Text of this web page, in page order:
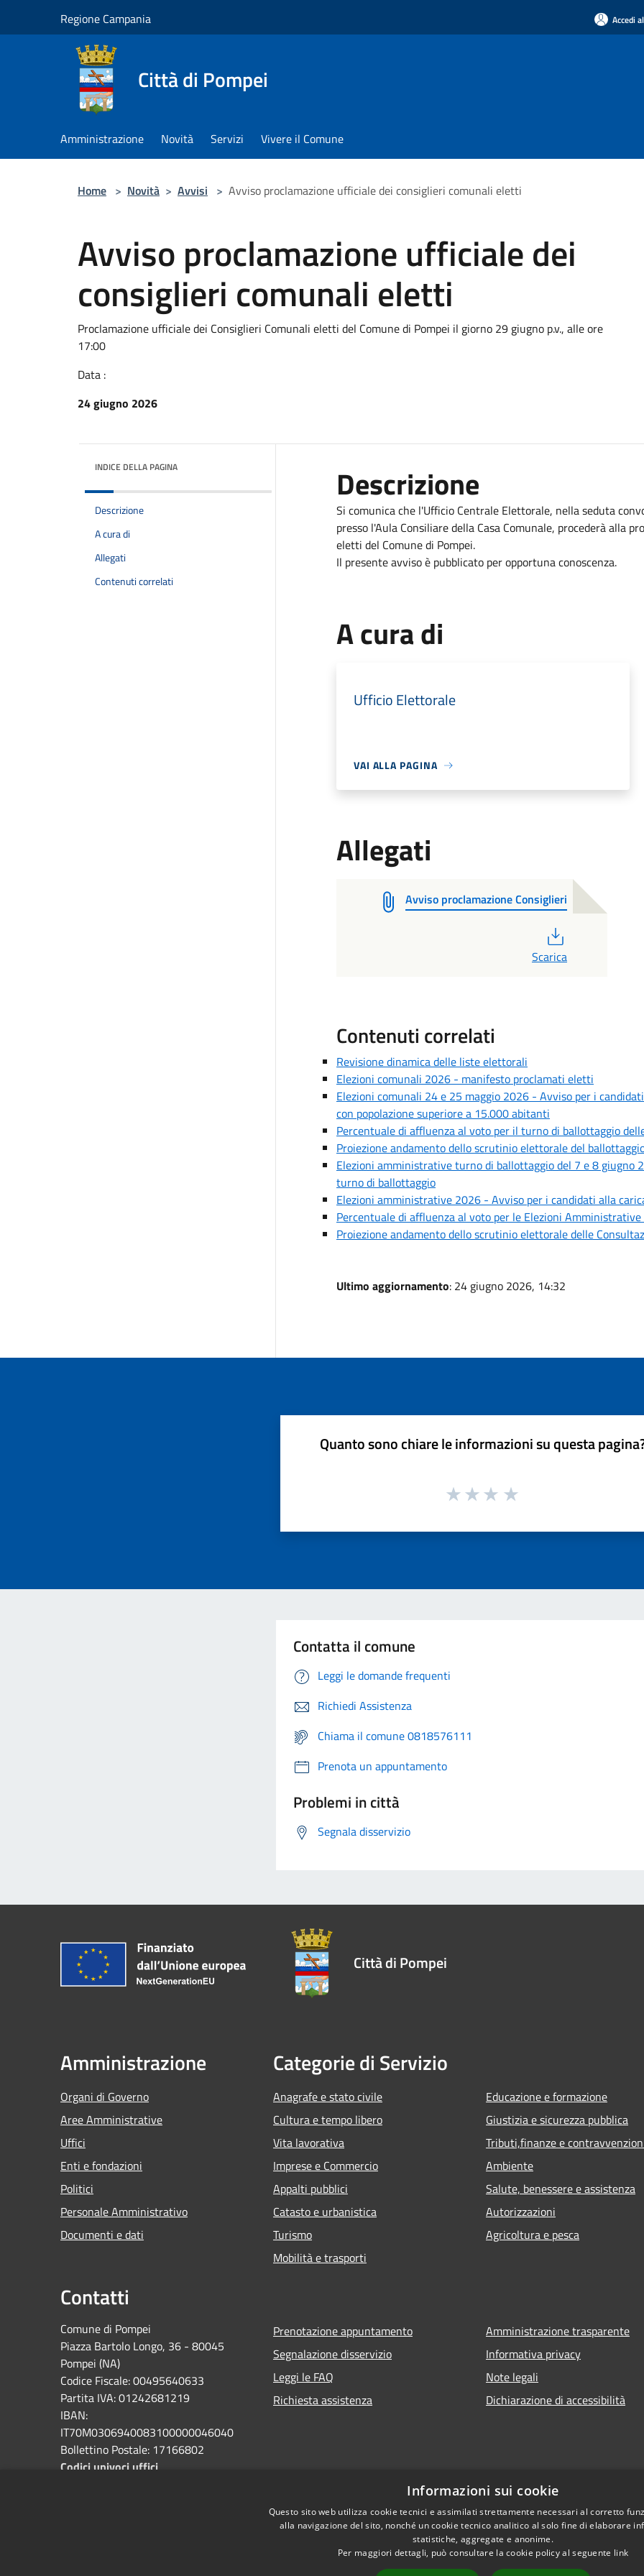
Regione Campania Accedi
Città di Pompei
Amministrazione Novità Servizi Vivere il Comune
Home > Novità > Avvisi > Avviso proclamazione ufficiale dei consiglieri comunali eletti
Avviso proclamazione ufficiale dei
consiglieri comunali eletti
Proclamazione ufficiale dei Consiglieri Comunali eletti del Comune di Pompei il giorno 29 giugno p.v., alle ore
17:00
Data :
24 giugno 2026
INDICE DELLA PAGINA
Descrizione
A cura di
Allegati
Contenuti correlati
Descrizione
Si comunica che l'Ufficio Centrale Elettorale, nella seduta
presso l'Aula Consiliare della Casa Comunale, procederà alla
eletti del Comune di Pompei.
Il presente avviso è pubblicato per opportuna conoscenza.
A cura di
Ufficio Elettorale
VAI ALLA PAGINA
Allegati
Avviso proclamazione Consiglieri
Scarica
Contenuti correlati
Revisione dinamica delle liste elettorali
Elezioni comunali 2026 - manifesto proclamati eletti
Elezioni comunali 24 e 25 maggio 2026 - Avviso per i
con popolazione superiore a 15.000 abitanti
Percentuale di affluenza al voto per il turno di ballottaggio
Proiezione andamento dello scrutinio elettorale del
Elezioni amministrative turno di ballottaggio del 7 e 8 giugno
turno di ballottaggio
Elezioni amministrative 2026 - Avviso per i candidati alla
Percentuale di affluenza al voto per le Elezioni
Proiezione andamento dello scrutinio elettorale delle
Ultimo aggiornamento: 24 giugno 2026, 14:32
Quanto sono chiare le informazioni su questa
Contatta il comune
Leggi le domande frequenti
Richiedi Assistenza
Chiama il comune 0818576111
Prenota un appuntamento
Problemi in città
Segnala disservizio
Città di Pompei
Amministrazione
Organi di Governo
Aree Amministrative
Uffici
Enti e fondazioni
Politici
Personale Amministrativo
Documenti e dati
Categorie di Servizio
Anagrafe e stato civile
Cultura e tempo libero
Vita lavorativa
Imprese e Commercio
Appalti pubblici
Catasto e urbanistica
Turismo
Mobilità e trasporti
Educazione e formazione
Giustizia e sicurezza pubblica
Tributi,finanze e
Ambiente
Salute, benessere e assistenza
Autorizzazioni
Agricoltura e pesca
Contatti
Comune di Pompei
Piazza Bartolo Longo, 36 - 80045
Pompei (NA)
Codice Fiscale: 00495640633
Partita IVA: 01242681219
IBAN:
IT70M0306940083100000046040
Bollettino Postale: 17166802
Codici univoci uffici
Prenotazione appuntamento
Segnalazione disservizio
Leggi le FAQ
Richiesta assistenza
Amministrazione trasparente
Informativa privacy
Note legali
Dichiarazione di accessibilità
Informazioni sui cookie
Questo sito web utilizza cookie tecnici e assimilati strettamente necessari al corretto
alla navigazione del sito, nonché un cookie tecnico analitico al solo fine di elaborare
statistiche, aggregate e anonime.
Per maggiori dettagli, può consultare la cookie policy al seguente link